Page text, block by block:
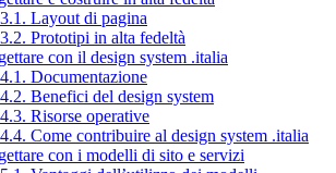
Layout di pagina
Prototipi in alta fedeltà
con il design system .italia
Documentazione
Benefici del design system
Risorse operative
Come contribuire al design system .italia
con i modelli di sito e servizi